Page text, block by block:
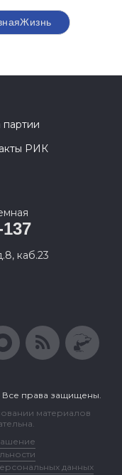
РИК
каб.23
Все права защищены.
материалов
данных